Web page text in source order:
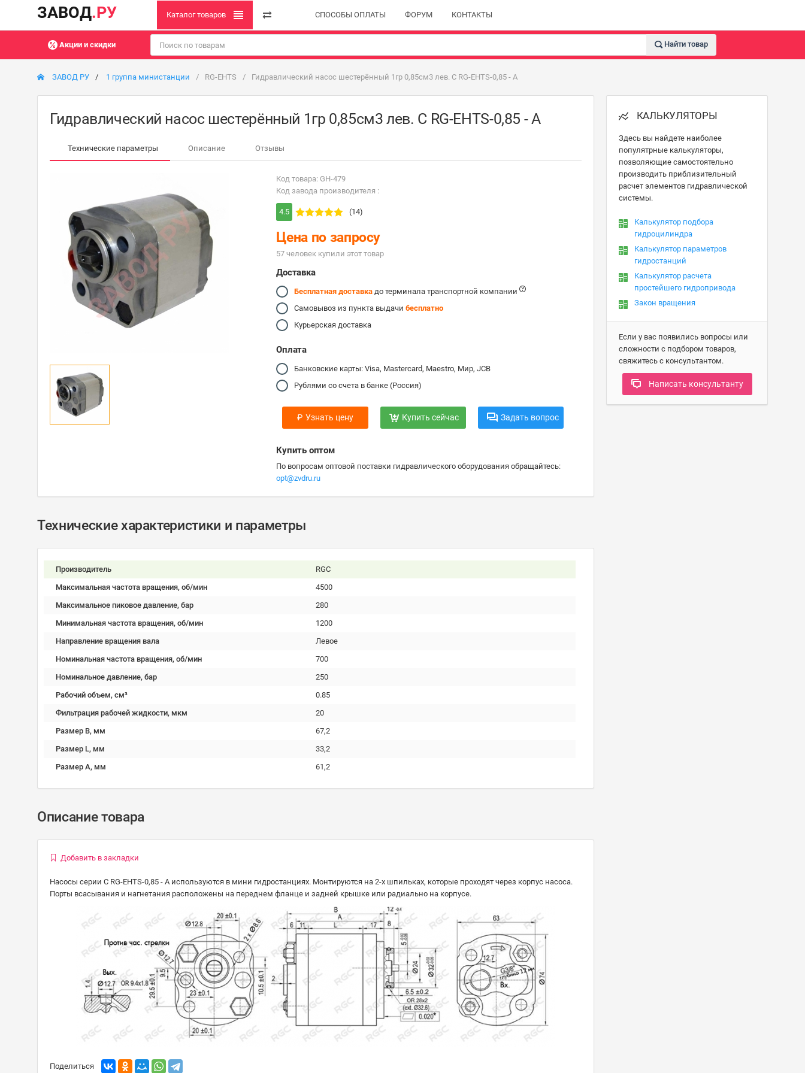
ЗАВОД.РУ Каталог товаров СПОСОБЫ ОПЛАТЫ ФОРУМ КОНТАКТЫ
Акции и скидки Найти товар
ЗАВОД РУ 1 группа министанции RG-EHTS Гидравлический насос шестерённый 1гр 0,85см3 лев. С RG-EHTS-0,85 - А
Гидравлический насос шестерённый 1гр 0,85см3 лев. С RG-EHTS-0,85 - А
Технические параметры Описание Отзывы
Код товара: GH-479
Код завода производителя :
4.5 (14)
Цена по запросу
57 человек купили этот товар
Доставка
Бесплатная доставка до терминала транспортной компании
Самовывоз из пункта выдачибесплатно
Курьерская доставка
Оплата
Банковские карты: Visa, Mastercard, Maestro, Мир, JCB
Рублями со счета в банке (Россия)
₽ Узнать цену Купить сейчас Задать вопрос
Купить оптом
По вопросам оптовой поставки гидравлического оборудования обращайтесь:
opt@zvdru.ru
Технические характеристики и параметры
Производитель
RGC
Максимальная частота вращения, об/мин
4500
Максимальное пиковое давление, бар
280
Минимальная частота вращения, об/мин
1200
Направление вращения вала
Левое
Номинальная частота вращения, об/мин
700
Номинальное давление, бар
250
Рабочий объем, см³
0.85
Фильтрация рабочей жидкости, мкм
20
Размер B, мм
67,2
Размер L, мм
33,2
Размер А, мм
61,2
Описание товара
Добавить в закладки
Насосы серии С RG-EHTS-0,85 - А используются в мини гидростанциях. Монтируются на 2-х шпильках, которые проходят через корпус насоса.
Порты всасывания и нагнетания расположены на переднем фланце и задней крышке или радиально на корпусе.
Поделиться
КАЛЬКУЛЯТОРЫ
Здесь вы найдете наиболее
популятрные калькуляторы,
позволяющие самостоятельно
производить приблизительный
расчет элементов гидравлической
системы.
Калькулятор подбора
гидроцилиндра
Калькулятор параметров
гидростанций
Калькулятор расчета
простейшего гидропривода
Закон вращения
Если у вас появились вопросы или
сложности с подбором товаров,
свяжитесь с консультантом.
Написать консультанту